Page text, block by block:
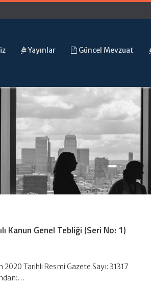
Yayınlar Güncel Mevzuat
Kanun Genel Tebliği (Seri No: 1)
2020 Tarihli Resmi Gazete Sayı: 31317